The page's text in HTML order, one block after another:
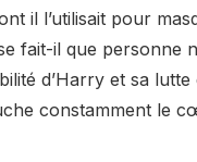
il l’utilisait pour
fait-il que personne
d’Harry et sa
constamment le